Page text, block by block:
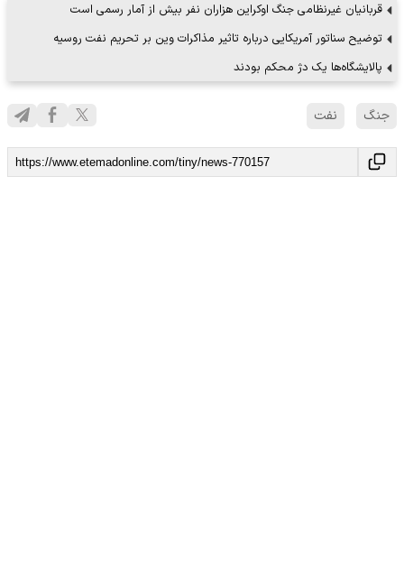
قربانیان غیرنظامی جنگ اوکراین هزاران نفر بیش از آمار رسمی است
توضیح سناتور آمریکایی درباره تاثیر مذاکرات وین بر تحریم نفت روسیه
پالایشگاه‌ها یک دژ محکم بودند
جنگ نفت